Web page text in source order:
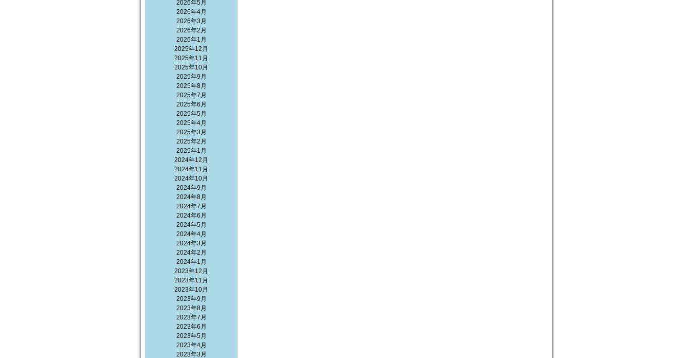
2026年5月
2026年4月
2026年3月
2026年2月
2026年1月
2025年12月
2025年11月
2025年10月
2025年9月
2025年8月
2025年7月
2025年6月
2025年5月
2025年4月
2025年3月
2025年2月
2025年1月
2024年12月
2024年11月
2024年10月
2024年9月
2024年8月
2024年7月
2024年6月
2024年5月
2024年4月
2024年3月
2024年2月
2024年1月
2023年12月
2023年11月
2023年10月
2023年9月
2023年8月
2023年7月
2023年6月
2023年5月
2023年4月
2023年3月